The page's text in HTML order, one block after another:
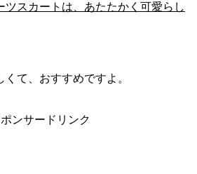
ツスカートは、あたたかく可愛らし
て、おすすめですよ。
ンサードリンク